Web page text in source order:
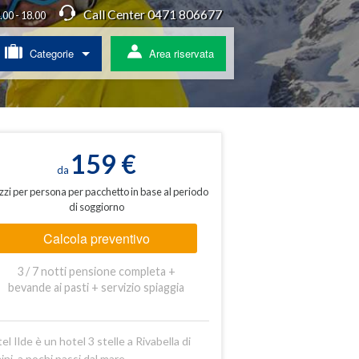
- 18.00 Call Center 0471 806677
Categorie Area riservata
da 159 €
per persona per pacchetto in base al periodo
di soggiorno
Calcola preventivo
3 / 7 notti pensione completa +
bevande ai pasti + servizio spiaggia
Ilde è un hotel 3 stelle a Rivabella di